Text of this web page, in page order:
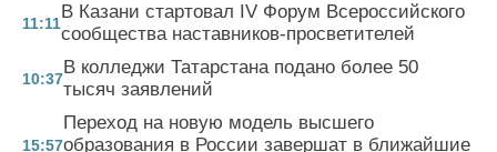
11:11
В Казани стартовал IV Форум Всероссийского
сообщества наставников-просветителей
10:37
В колледжи Татарстана подано более 50
тысяч заявлений
15:57
Переход на новую модель высшего
образования в России завершат в ближайшие